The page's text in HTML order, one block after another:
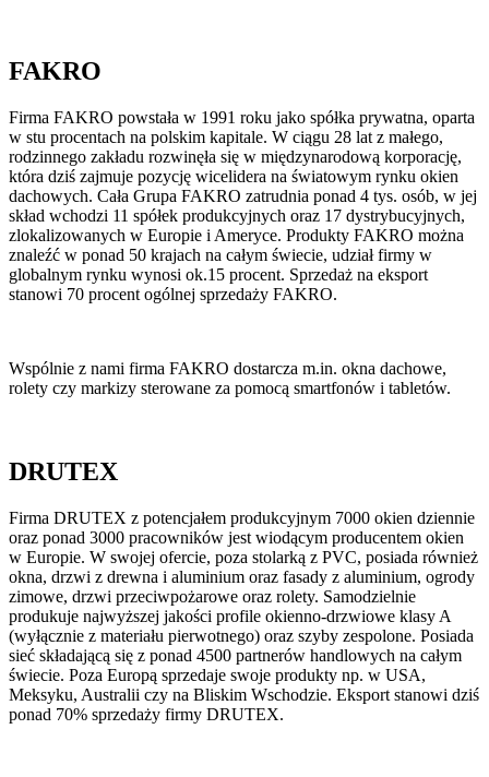
FAKRO
Firma FAKRO powstała w 1991 roku jako spółka prywatna, oparta
w stu procentach na polskim kapitale. W ciągu 28 lat z małego,
rodzinnego zakładu rozwinęła się w międzynarodową korporację,
która dziś zajmuje pozycję wicelidera na światowym rynku okien
dachowych. Cała Grupa FAKRO zatrudnia ponad 4 tys. osób, w jej
skład wchodzi 11 spółek produkcyjnych oraz 17 dystrybucyjnych,
zlokalizowanych w Europie i Ameryce. Produkty FAKRO można
znaleźć w ponad 50 krajach na całym świecie, udział firmy w
globalnym rynku wynosi ok.15 procent. Sprzedaż na eksport
stanowi 70 procent ogólnej sprzedaży FAKRO.
Wspólnie z nami firma FAKRO dostarcza m.in. okna dachowe,
rolety czy markizy sterowane za pomocą smartfonów i tabletów.
DRUTEX
Firma DRUTEX z potencjałem produkcyjnym 7000 okien dziennie
oraz ponad 3000 pracowników jest wiodącym producentem okien
w Europie. W swojej ofercie, poza stolarką z PVC, posiada również
okna, drzwi z drewna i aluminium oraz fasady z aluminium, ogrody
zimowe, drzwi przeciwpożarowe oraz rolety. Samodzielnie
produkuje najwyższej jakości profile okienno-drzwiowe klasy A
(wyłącznie z materiału pierwotnego) oraz szyby zespolone. Posiada
sieć składającą się z ponad 4500 partnerów handlowych na całym
świecie. Poza Europą sprzedaje swoje produkty np. w USA,
Meksyku, Australii czy na Bliskim Wschodzie. Eksport stanowi dziś
ponad 70% sprzedaży firmy DRUTEX.